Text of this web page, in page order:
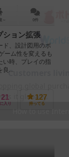
～ 0件
ション拡張
ド、設計図用のボ
ーム性を変えるも
い時、プレイの指
...
21
入り
127
持ってる